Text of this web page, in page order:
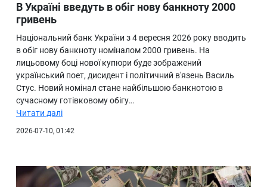
В Україні введуть в обіг нову банкноту 2000
гривень
Національний банк України з 4 вересня 2026 року вводить
в обіг нову банкноту номіналом 2000 гривень. На
лицьовому боці нової купюри буде зображений
український поет, дисидент і політичний в'язень Василь
Стус. Новий номінал стане найбільшою банкнотою в
сучасному готівковому обігу…
Читати далі
2026-07-10, 01:42